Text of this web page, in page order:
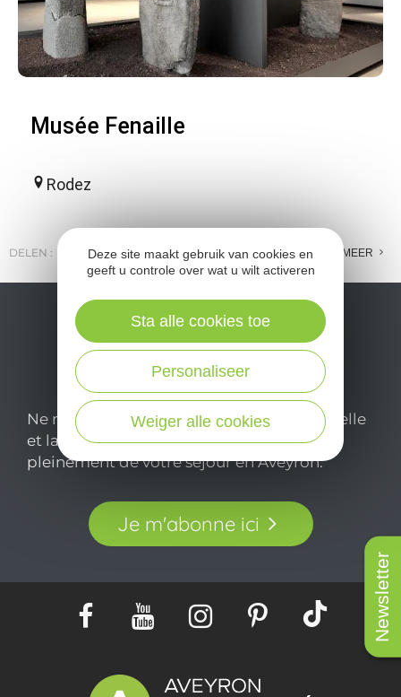
Newsletter
Musée Fenaille
Rodez
DELEN : E-MAIL MESSENGER FACEBOOK MEER
Ne manquez pas notre newsletter mensuelle
et laissez-vous inspirer pour profiter
pleinement de votre séjour en Aveyron.
Je m'abonne ici
Deze site maakt gebruik van cookies en
geeft u controle over wat u wilt activeren
Weiger alle cookies
Personaliseer
Sta alle cookies toe